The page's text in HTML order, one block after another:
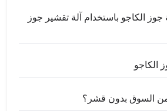
الكاجو باستخدام آلة تقشير جوز
الكاجو
من السوق بدون قشر؟